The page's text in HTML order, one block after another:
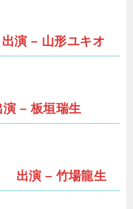
演 – 山形ユキオ
– 板垣瑞生
出演 – 竹場龍生